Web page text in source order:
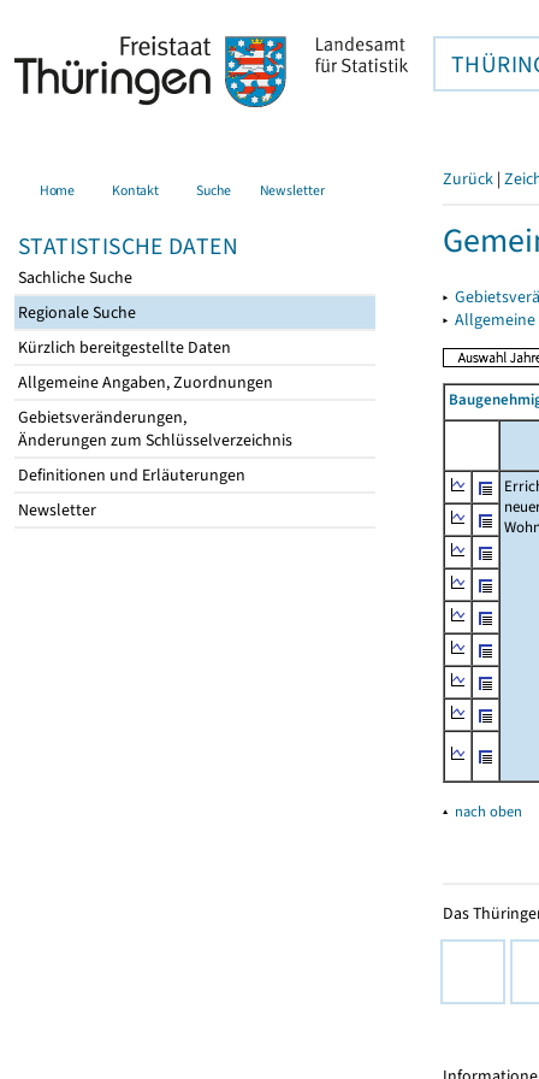
Home Kontakt Suche Newsletter
STATISTISCHE DATEN
Sachliche Suche
Regionale Suche
Kürzlich bereitgestellte Daten
Allgemeine Angaben, Zuordnungen
Gebietsveränderungen,
Änderungen zum Schlüsselverzeichnis
Definitionen und Erläuterungen
Newsletter
Zurück |
▸
▸
▴ nach oben
Das